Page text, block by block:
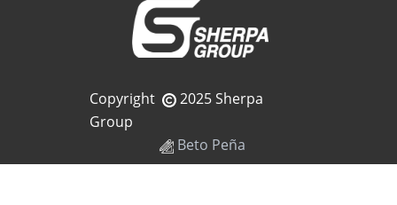
Copyright
2025 Sherpa
Group
Beto Peña